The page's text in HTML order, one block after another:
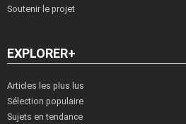
Soutenir le projet
EXPLORER+
Articles les plus lus
Sélection populaire
Sujets en tendance